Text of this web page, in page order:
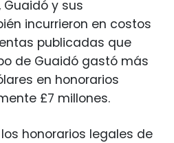
y sus
incurrieron en costos
publicadas que
de Guaidó gastó más
en honorarios
£7 millones.
honorarios legales de